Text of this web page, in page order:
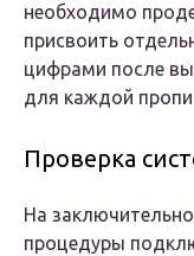
необходимо
присвоить
цифрами после
для каждой
Проверка
На
процедуры